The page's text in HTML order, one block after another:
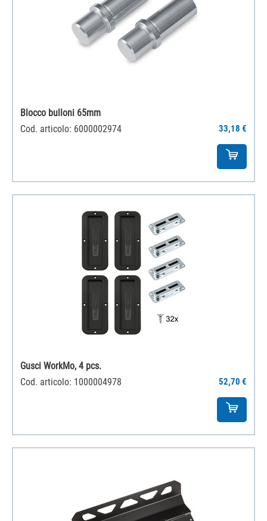
Blocco bulloni 65mm
Cod. articolo: 6000002974
33,18 €
Gusci WorkMo, 4 pcs.
Cod. articolo: 1000004978
52,70 €